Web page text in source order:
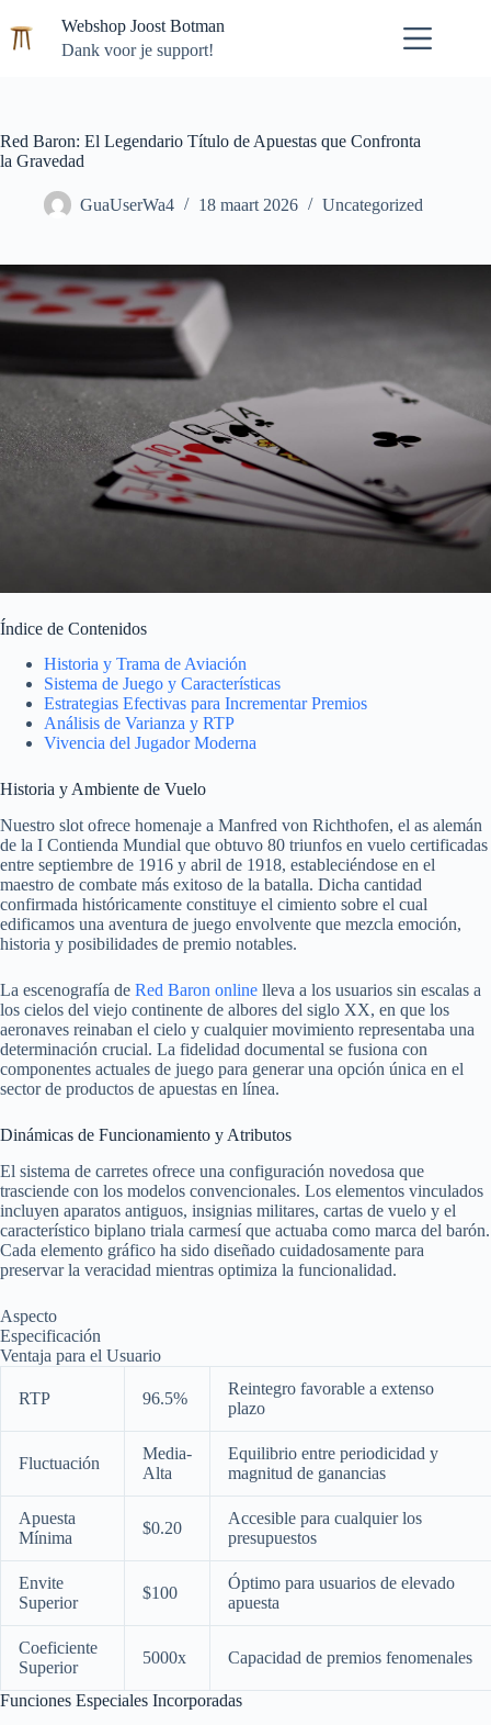
naar
de
Webshop Joost Botman
Dank voor je support!
Red Baron: El Legendario Título de Apuestas que Confronta
la Gravedad
GuaUserWa4 18 maart 2026 Uncategorized
Índice de Contenidos
Historia y Trama de Aviación
Sistema de Juego y Características
Estrategias Efectivas para Incrementar Premios
Análisis de Varianza y RTP
Vivencia del Jugador Moderna
Historia y Ambiente de Vuelo
Nuestro slot ofrece homenaje a Manfred von Richthofen, el as alemán
de la I Contienda Mundial que obtuvo 80 triunfos en vuelo certificadas
entre septiembre de 1916 y abril de 1918, estableciéndose en el
maestro de combate más exitoso de la batalla. Dicha cantidad
confirmada históricamente constituye el cimiento sobre el cual
edificamos una aventura de juego envolvente que mezcla emoción,
historia y posibilidades de premio notables.
La escenografía de Red Baron online lleva a los usuarios sin escalas a
los cielos del viejo continente de albores del siglo XX, en que los
aeronaves reinaban el cielo y cualquier movimiento representaba una
determinación crucial. La fidelidad documental se fusiona con
componentes actuales de juego para generar una opción única en el
sector de productos de apuestas en línea.
Dinámicas de Funcionamiento y Atributos
El sistema de carretes ofrece una configuración novedosa que
trasciende con los modelos convencionales. Los elementos vinculados
incluyen aparatos antiguos, insignias militares, cartas de vuelo y el
característico biplano triala carmesí que actuaba como marca del barón.
Cada elemento gráfico ha sido diseñado cuidadosamente para
preservar la veracidad mientras optimiza la funcionalidad.
Aspecto
Especificación
Ventaja para el Usuario
RTP 96.5%
Reintegro favorable a extenso
plazo
Fluctuación
Media-
Alta
Equilibrio entre periodicidad y
magnitud de ganancias
Apuesta
Mínima
$0.20
Accesible para cualquier los
presupuestos
Envite
Superior
$100
Óptimo para usuarios de elevado
apuesta
Coeficiente
Superior
5000x Capacidad de premios fenomenales
Funciones Especiales Incorporadas